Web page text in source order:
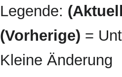
Legende:
(Vorherige) =
Kleine Änderung